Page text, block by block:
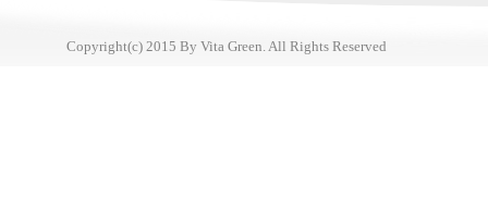
Copyright(c) 2015 By Vita Green. All Rights Reserved